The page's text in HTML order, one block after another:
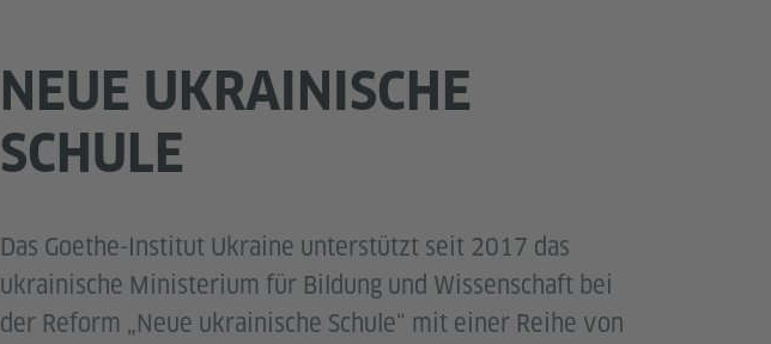
NEUE UKRAINISCHE
SCHULE
Das Goethe-Institut Ukraine unterstützt seit 2017 das
ukrainische Ministerium für Bildung und Wissenschaft bei
der Reform „Neue ukrainische Schule“ mit einer Reihe von